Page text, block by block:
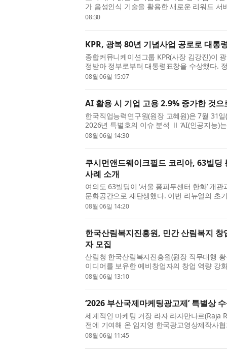
가 음성인식 기술을 활용한 새로운 리워드
광고 문구를 소리 내어 읽고 퀴즈를 맞히면 보
08:30
KPR, 광복 80년 기념사업 공로로 대통
종합커뮤니케이션그룹 KPR(사장 김강진)이
정받아 정부로부터 대통령표창을 수상했다.
개인 63명과 5개 기관을 ‘광복 80년 기념사업
08월 06일 15:07
AI 활용 시 기업 고용 2.9% 증가한 것으
한국직업능력연구원(원장 고혜원)은 7월 31일(
2026년 특별호의 이슈 분석 Ⅱ ‘AI(인공지능)
로 본 AI 활용의 고용 효과’를 통해 AI 활용
08월 06일 14:30
쿠시먼앤드웨이크필드 코리아, 63빌딩
사례 소개
여의도 63빌딩이 ‘서울 퐁피두센터 한화’ 개
문화공간으로 재탄생했다. 이번 리뉴얼의 초
시먼앤드웨이크필드 코리아(Cushman &
08월 06일 14:20
한국산림복지진흥원, 민간 산림복지 창
자 모집
산림청 한국산림복지진흥원(원장 직무대행
이디어를 보유한 예비창업자의 창업 역량 강
창업·성장 패키지 FOR:SEED(예비창업패키
08월 06일 13:10
‘2026 부산국제마케팅광고제’ 특별상
세계적인 마케팅 거장 라자 라자만나르
전에 기여해 온 임지영 한국광고영상제작사
(MAD STARS 2026)’에서 특별상을 수상한다
08월 06일 11:45